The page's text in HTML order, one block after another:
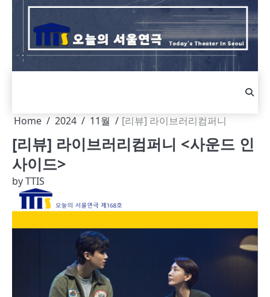
Skip
content
Home 2024 11월 [리뷰] 라이브러리컴퍼니
[리뷰] 라이브러리컴퍼니 <사운드 인
사이드>
byTTIS